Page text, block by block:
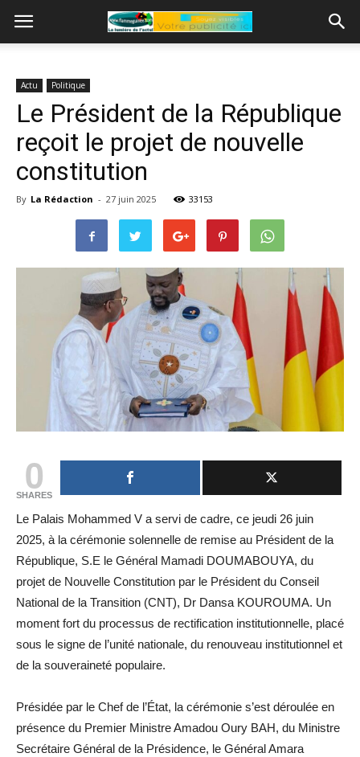
Actu Politique
Le Président de la République
reçoit le projet de nouvelle
constitution
By La Rédaction - 27 juin 2025 33153
0
SHARES
Le Palais Mohammed V a servi de cadre, ce jeudi 26 juin
2025, à la cérémonie solennelle de remise au Président de la
République, S.E le Général Mamadi DOUMABOUYA, du
projet de Nouvelle Constitution par le Président du Conseil
National de la Transition (CNT), Dr Dansa KOUROUMA. Un
moment fort du processus de rectification institutionnelle, placé
sous le signe de l’unité nationale, du renouveau institutionnel et
de la souveraineté populaire.
Présidée par le Chef de l’État, la cérémonie s’est déroulée en
présence du Premier Ministre Amadou Oury BAH, du Ministre
Secrétaire Général de la Présidence, le Général Amara